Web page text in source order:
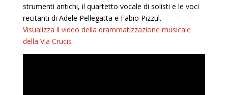
strumenti antichi, il quartetto vocale di solisti e le voci
recitanti di Adele Pellegatta e Fabio Pizzul.
Visualizza il video della drammatizzazione musicale
della Via Crucis